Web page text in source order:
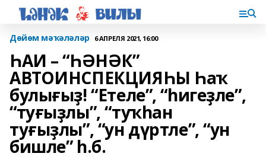
Дөйөм мәҡәләләр 6 АПРЕЛЯ 2021, 16:00
ҺАИ – “ҺӘНӘК”
АВТОИНСПЕКЦИЯҺЫ Һаҡ
булығыҙ! “Етеле”, “һигеҙле”,
“туғыҙлы”, “туҡһан
туғыҙлы”, “ун дүртле”, “ун
бишле” һ.б.